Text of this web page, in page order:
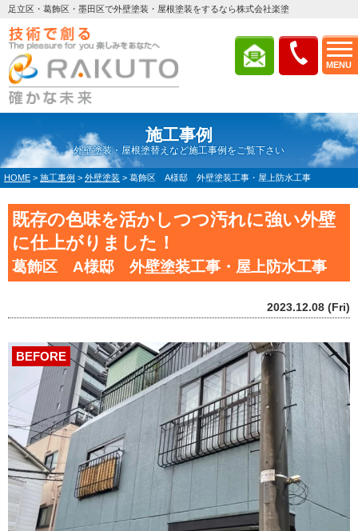
MENU
足立区・葛飾区・墨田区で外壁塗装・屋根塗装をするなら株式会社楽塗
施工事例
外壁塗装・屋根塗替えなど施工事例をご覧下さい
HOME > 施工事例 > 外壁塗装 > 葛飾区 A様邸 外壁塗装工事・屋上防水工事
既存の色味を活かしつつ汚れに強い外壁
に仕上がりました！
葛飾区 A様邸 外壁塗装工事・屋上防水工事
2023.12.08 (Fri)
BEFORE